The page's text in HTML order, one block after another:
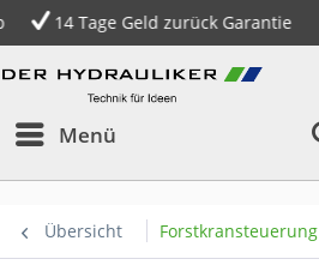
14 Tage Geld zurück Garantie
Menü
Übersicht Forstkransteuerung